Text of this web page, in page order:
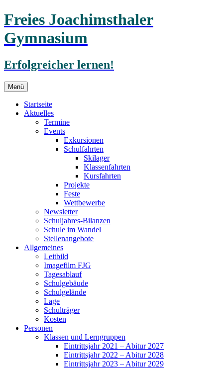
Freies Joachimsthaler
Gymnasium
Erfolgreicher lernen!
Menü Zum
Inhalt
springen
Startseite
Aktuelles
Termine
Events
Exkursionen
Schulfahrten
Skilager
Klassenfahrten
Kursfahrten
Projekte
Feste
Wettbewerbe
Newsletter
Schuljahres-Bilanzen
Schule im Wandel
Stellenangebote
Allgemeines
Leitbild
Imagefilm FJG
Tagesablauf
Schulgebäude
Schulgelände
Lage
Schulträger
Kosten
Personen
Klassen und Lerngruppen
Eintrittsjahr 2021 – Abitur 2027
Eintrittsjahr 2022 – Abitur 2028
Eintrittsjahr 2023 – Abitur 2029